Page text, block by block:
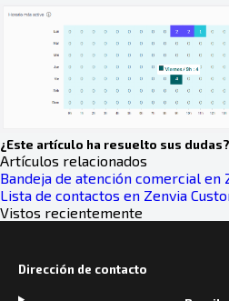
¿Este artículo ha resuelto sus dudas?
Artículos relacionados
Bandeja de atención comercial en
Lista de contactos en Zenvia
Vistos recientemente
Dirección de contacto